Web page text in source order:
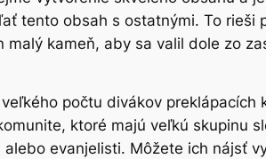
tento obsah s ostatnými. To
kameň, aby sa valil dole zo
počtu divákov
ktoré majú veľkú skupinu
evanjelisti. Môžete ich nájsť